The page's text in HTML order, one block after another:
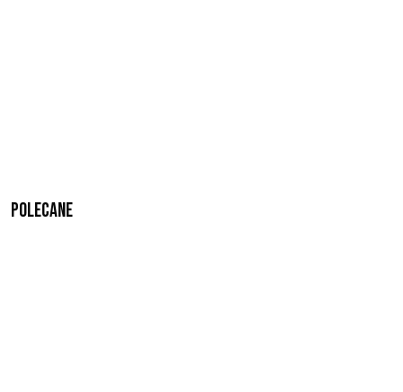
Polecane